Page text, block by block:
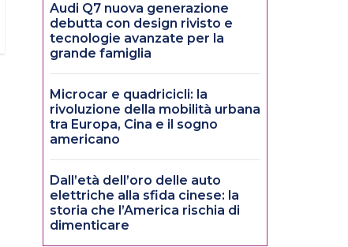
Audi Q7 nuova generazione
debutta con design rivisto e
tecnologie avanzate per la
grande famiglia
Microcar e quadricicli: la
rivoluzione della mobilità urbana
tra Europa, Cina e il sogno
americano
Dall’età dell’oro delle auto
elettriche alla sfida cinese: la
storia che l’America rischia di
dimenticare